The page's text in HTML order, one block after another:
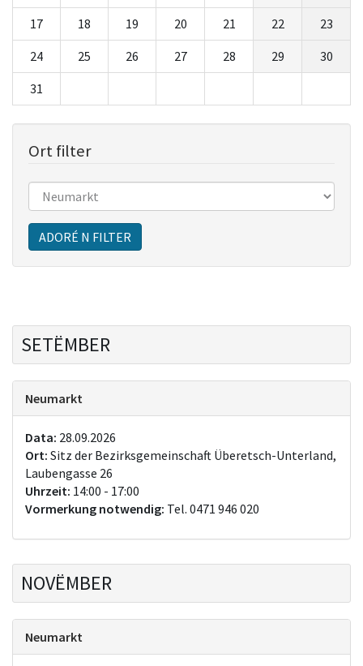
17
18 19 20 21 22
23
24
25 26 27 28 29
30
31
Ort filter
Sitzungen
ADORÉ N FILTER
SETËMBER
Neumarkt
Data: 28.09.2026
Ort: Sitz der Bezirksgemeinschaft Überetsch-Unterland,
Laubengasse 26
Uhrzeit: 14:00 - 17:00
Vormerkung notwendig: Tel. 0471 946 020
NOVËMBER
Neumarkt